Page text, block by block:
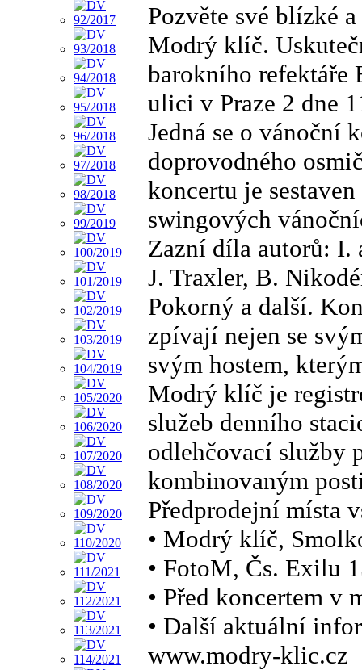
Pozvěte své blízké
Modrý klíč.
barokního refektáře
ulici v Praze 2 dne
Jedná se o vánoční
doprovodného
koncertu je
swingových
Zazní díla autorů: I.
J. Traxler, B.
Pokorný a další.
zpívají nejen se
svým hostem,
Modrý klíč je
služeb denního
odlehčovací služby
kombinovaným
Předprodejní místa
• Modrý klíč,
• FotoM, Čs. Exilu
• Před koncertem v
• Další aktuální
www.modry-klic.cz